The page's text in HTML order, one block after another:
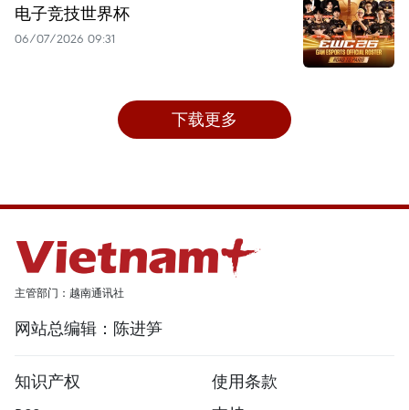
电子竞技世界杯
06/07/2026 09:31
下载更多
主管部门：越南通讯社
网站总编辑：陈进笋
知识产权
使用条款